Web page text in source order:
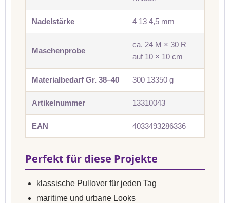
Nadelstärke 4 13 4,5 mm
Maschenprobe
ca. 24 M × 30 R
auf 10 × 10 cm
Materialbedarf Gr. 38–40 300 13350 g
Artikelnummer 13310043
EAN 4033493286336
Perfekt für diese Projekte
klassische Pullover für jeden Tag
maritime und urbane Looks